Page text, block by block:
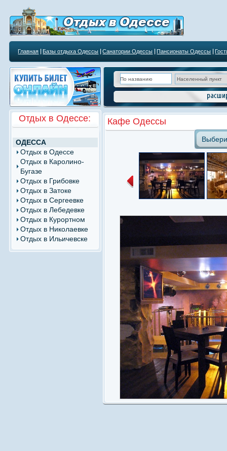
Главная Базы отдыха Одессы Санатории Одессы Пансионаты Одессы
Курортным учреждениям
Отдых в Одессе:
ОДЕССА
Отдых в Одессе
Отдых в Каролино-
Бугазе
Отдых в Грибовке
Отдых в Затоке
Отдых в Сергеевке
Отдых в Лебедевке
Отдых в Курортном
Отдых в Николаевке
Отдых в Ильичевске
Кафе Одессы